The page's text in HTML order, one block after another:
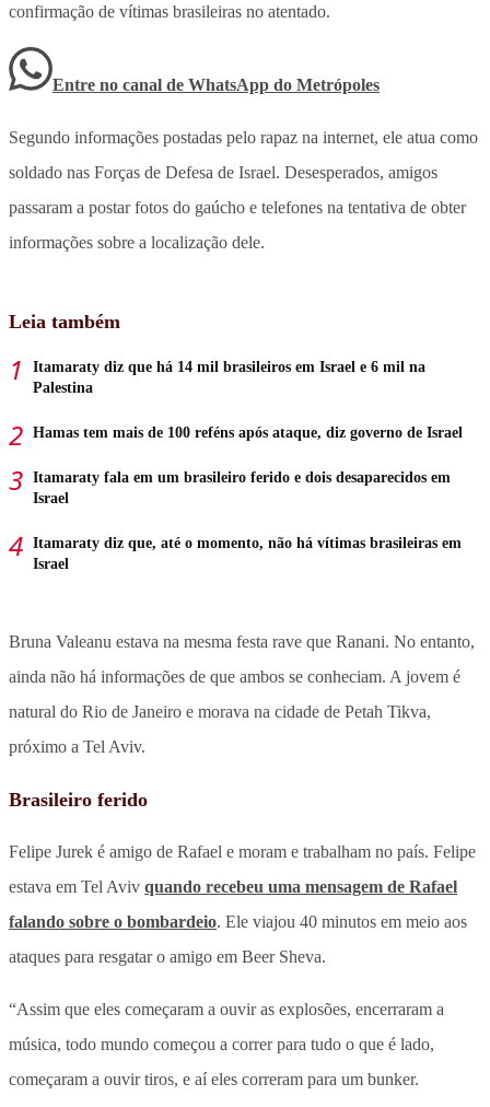
confirmação de vítimas brasileiras no atentado.
Entre no canal de WhatsApp do Metrópoles
Segundo informações postadas pelo rapaz na internet, ele atua como
soldado nas Forças de Defesa de Israel. Desesperados, amigos
passaram a postar fotos do gaúcho e telefones na tentativa de obter
informações sobre a localização dele.
Leia também
Itamaraty diz que há 14 mil brasileiros em Israel e 6 mil na
Palestina
Hamas tem mais de 100 reféns após ataque, diz governo de Israel
Itamaraty fala em um brasileiro ferido e dois desaparecidos em
Israel
Itamaraty diz que, até o momento, não há vítimas brasileiras em
Israel
Bruna Valeanu estava na mesma festa rave que Ranani. No entanto,
ainda não há informações de que ambos se conheciam. A jovem é
natural do Rio de Janeiro e morava na cidade de Petah Tikva,
próximo a Tel Aviv.
Brasileiro ferido
Felipe Jurek é amigo de Rafael e moram e trabalham no país. Felipe
estava em Tel Aviv quando recebeu uma mensagem de Rafael
falando sobre o bombardeio. Ele viajou 40 minutos em meio aos
ataques para resgatar o amigo em Beer Sheva.
“Assim que eles começaram a ouvir as explosões, encerraram a
música, todo mundo começou a correr para tudo o que é lado,
começaram a ouvir tiros, e aí eles correram para um bunker.